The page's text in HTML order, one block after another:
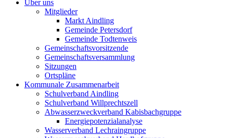
Über uns
Mitglieder
Markt Aindling
Gemeinde Petersdorf
Gemeinde Todtenweis
Gemeinschaftsvorsitzende
Gemeinschaftsversammlung
Sitzungen
Ortspläne
Kommunale Zusammenarbeit
Schulverband Aindling
Schulverband Willprechtszell
Abwasserzweckverband Kabisbachgruppe
Energiepotenzialanalyse
Wasserverband Lechraingruppe